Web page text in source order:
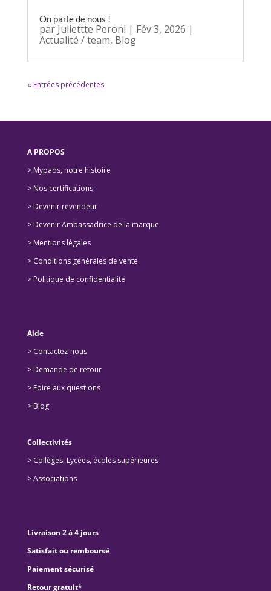
On parle de nous !
par Juliettte Peroni | Fév 3, 2026 |
Actualité / team, Blog
« Entrées précédentes
A PROPOS
> Mypads, notre histoire
> Nos certifications
> Devenir revendeur
> Devenir Ambassadrice de la marque
> Mentions légales
> Conditions générales de vente
> Politique de confidentialité
Aide
> Contactez-nous
> Demande de retour
> Foire aux questions
> Blog
Collectivités
> Collèges, Lycées, écoles supérieures
>Associations
Livraison 2 à 4 jours
Satisfait ou remboursé
Paiement sécurisé
Retour gratuit*